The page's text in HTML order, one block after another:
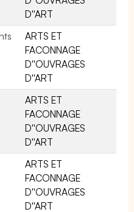
D''ART
ARTS ET
FACONNAGE
D''OUVRAGES
D''ART
ARTS ET
FACONNAGE
D''OUVRAGES
D''ART
ARTS ET
FACONNAGE
D''OUVRAGES
D''ART